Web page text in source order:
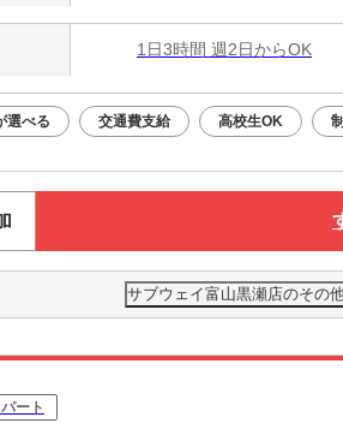
1日3時間 週2日からOK
選べる 交通費支給 高校生OK
サブウェイ富山黒瀬店のその
ート